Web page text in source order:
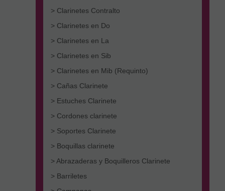
> Clarinetes Contralto
> Clarinetes en Do
> Clarinetes en La
> Clarinetes en Sib
> Clarinetes en Mib (Requinto)
> Cañas Clarinete
> Estuches Clarinete
> Cordones clarinete
> Soportes Clarinete
> Boquillas clarinete
> Abrazaderas y Boquilleros Clarinete
> Barriletes